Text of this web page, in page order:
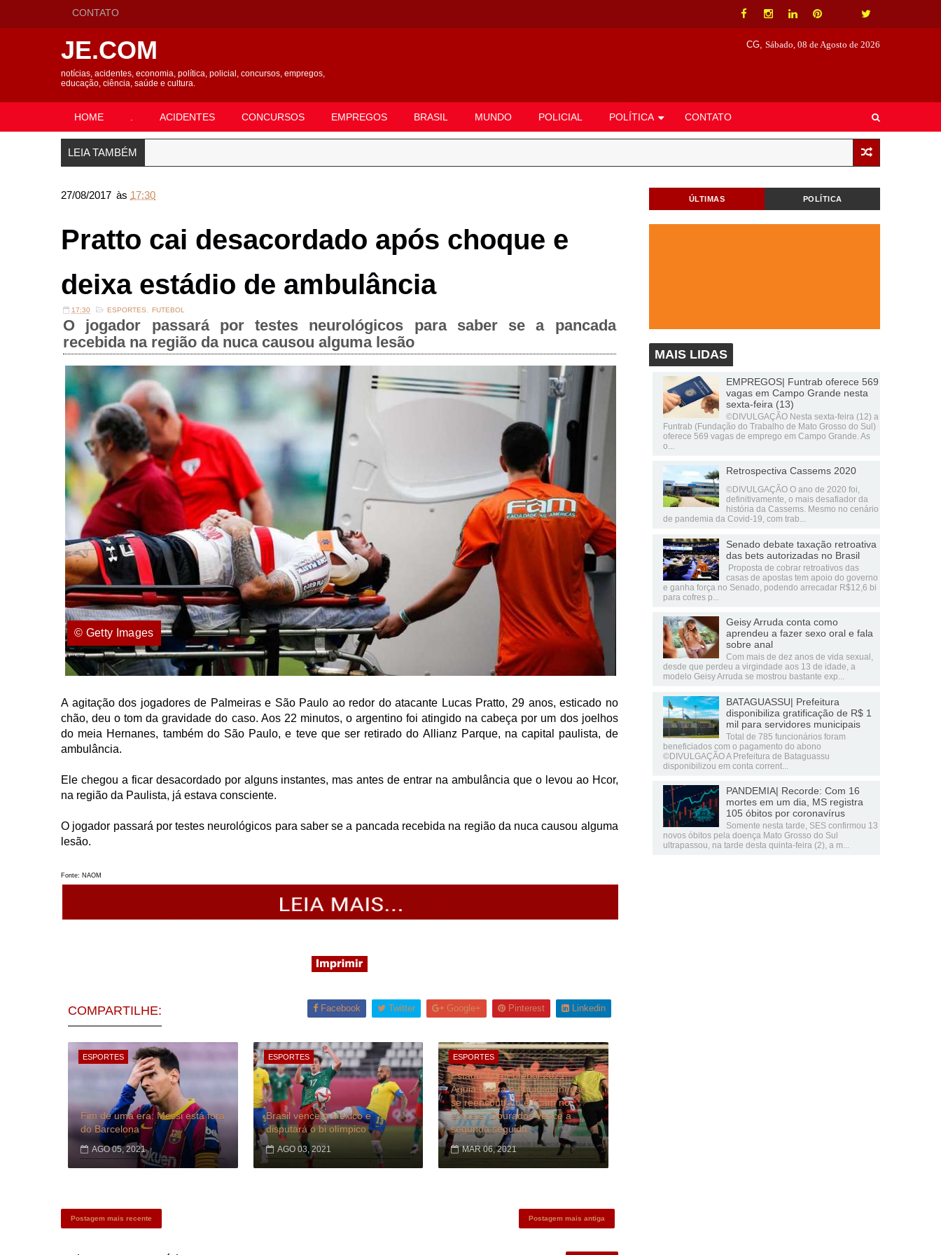
CONTATO
JE.COM
notícias, acidentes, economia, política, policial, concursos, empregos,
educação, ciência, saúde e cultura.
CG, Sábado, 08 de Agosto de 2026
HOME ACIDENTES CONCURSOS EMPREGOS BRASIL MUNDO POLICIAL POLÍTICA CONTATO
LEIA TAMBÉM
27/08/2017 às 17:30
Pratto cai desacordado após choque e
deixa estádio de ambulância
17:30 ESPORTES FUTEBOL
O jogador passará por testes neurológicos para saber se a pancada
recebida na região da nuca causou alguma lesão
© Getty Images
A agitação dos jogadores de Palmeiras e São Paulo ao redor do atacante Lucas Pratto, 29 anos, esticado no
chão, deu o tom da gravidade do caso. Aos 22 minutos, o argentino foi atingido na cabeça por um dos joelhos
do meia Hernanes, também do São Paulo, e teve que ser retirado do Allianz Parque, na capital paulista, de
ambulância.
Ele chegou a ficar desacordado por alguns instantes, mas antes de entrar na ambulância que o levou ao Hcor,
na região da Paulista, já estava consciente.
O jogador passará por testes neurológicos para saber se a pancada recebida na região da nuca causou alguma
lesão.
Fonte: NAOM
COMPARTILHE: Facebook Twitter Google+ Pinterest Linkedin
ESPORTES
Fim de uma era: Messi está fora
do Barcelona
AGO 05, 2021
ESPORTES
Brasil vence o México e
disputará o bi olímpico
AGO 03, 2021
ESPORTES
Estadual de Futebol 2021:
Águia Negra e Aquidauanense
se reencontram e ficam no
empate; Dourados vence a
segunda seguida
MAR 06, 2021
Postagem mais recente Postagem mais antiga
ÚLTIMAS POLÍTICA
MAIS LIDAS
EMPREGOS| Funtrab oferece 569
vagas em Campo Grande nesta
sexta-feira (13)
©DIVULGAÇÃO Nesta sexta-feira (12) a
Funtrab (Fundação do Trabalho de Mato Grosso do Sul)
oferece 569 vagas de emprego em Campo Grande. As
o...
Retrospectiva Cassems 2020
©DIVULGAÇÃO O ano de 2020 foi,
definitivamente, o mais desafiador da
história da Cassems. Mesmo no cenário
de pandemia da Covid-19, com trab...
Senado debate taxação retroativa
das bets autorizadas no Brasil
Proposta de cobrar retroativos das
casas de apostas tem apoio do governo
e ganha força no Senado, podendo arrecadar R$12,6 bi
para cofres p...
Geisy Arruda conta como
aprendeu a fazer sexo oral e fala
sobre anal
Com mais de dez anos de vida sexual,
desde que perdeu a virgindade aos 13 de idade, a
modelo Geisy Arruda se mostrou bastante exp...
BATAGUASSU| Prefeitura
disponibiliza gratificação de R$ 1
mil para servidores municipais
Total de 785 funcionários foram
beneficiados com o pagamento do abono
©DIVULGAÇÃO A Prefeitura de Bataguassu
disponibilizou em conta corrent...
PANDEMIA| Recorde: Com 16
mortes em um dia, MS registra
105 óbitos por coronavírus
Somente nesta tarde, SES confirmou 13
novos óbitos pela doença Mato Grosso do Sul
ultrapassou, na tarde desta quinta-feira (2), a m...